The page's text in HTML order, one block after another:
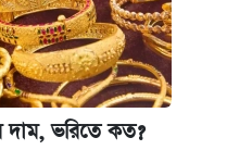
দাম, ভরিতে কত?